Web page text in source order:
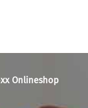
Onlineshop